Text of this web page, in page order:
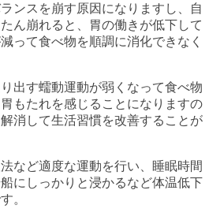
ンスを崩す原因になりますし、自
ん崩れると、胃の働きが低下して
って食べ物を順調に消化できなく
出す蠕動運動が弱くなって食べ物
もたれを感じることになりますの
消して生活習慣を改善することが
など適度な運動を行い、睡眠時間
にしっかりと浸かるなど体温低下
。